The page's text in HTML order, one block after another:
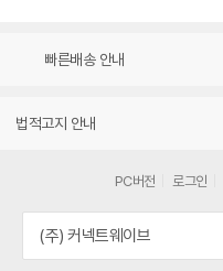
빠른배송 안내
법적고지 안내
PC버전 로그인
(주) 커넥트웨이브